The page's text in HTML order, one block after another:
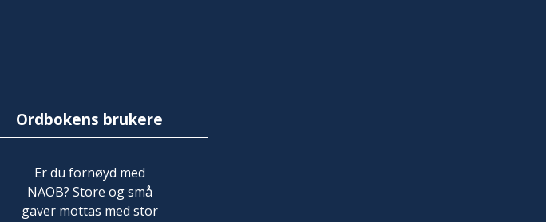
Ordbokens brukere
Er du fornøyd med
NAOB? Store og små
gaver mottas med stor